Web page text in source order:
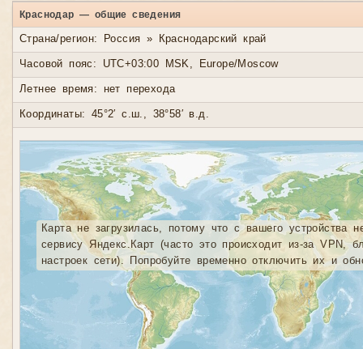
Краснодар — общие сведения
Страна/регион: Россия » Краснодарский край
Часовой пояс: UTC+03:00 MSK, Europe/Moscow
Летнее время: нет перехода
Координаты: 45°2′ с.ш., 38°58′ в.д.
Карта не загрузилась, потому что с вашего устройства
сервису Яндекс.Карт (часто это происходит из-за VPN,
настроек сети). Попробуйте временно отключить их и